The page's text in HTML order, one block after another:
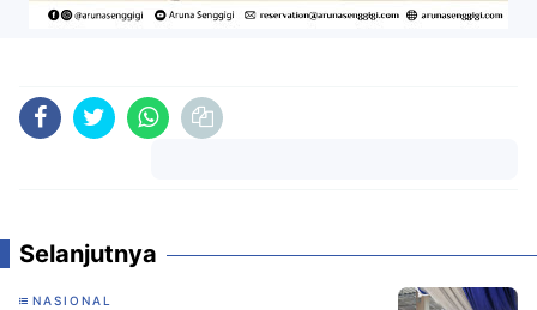
Selanjutnya
NASIONAL